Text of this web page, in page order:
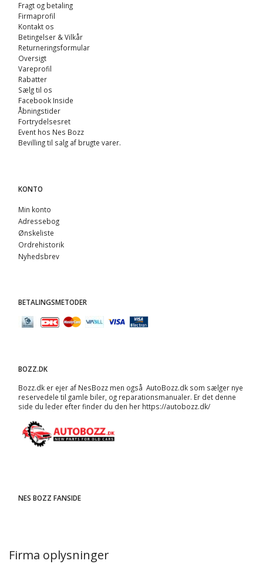
Fragt og betaling
Firmaprofil
Kontakt os
Betingelser & Vilkår
Returneringsformular
Oversigt
Vareprofil
Rabatter
Sælg til os
Facebook Inside
Åbningstider
Fortrydelsesret
Event hos Nes Bozz
Bevilling til salg af brugte varer.
KONTO
Min konto
Adressebog
Ønskeliste
Ordrehistorik
Nyhedsbrev
BETALINGSMETODER
BOZZ.DK
Bozz.dk er ejer af NesBozz men også AutoBozz.dk som sælger nye
reservedele til gamle biler, og reparationsmanualer. Er det denne
side du leder efter finder du den her https://autobozz.dk/
NES BOZZ FANSIDE
Firma oplysninger